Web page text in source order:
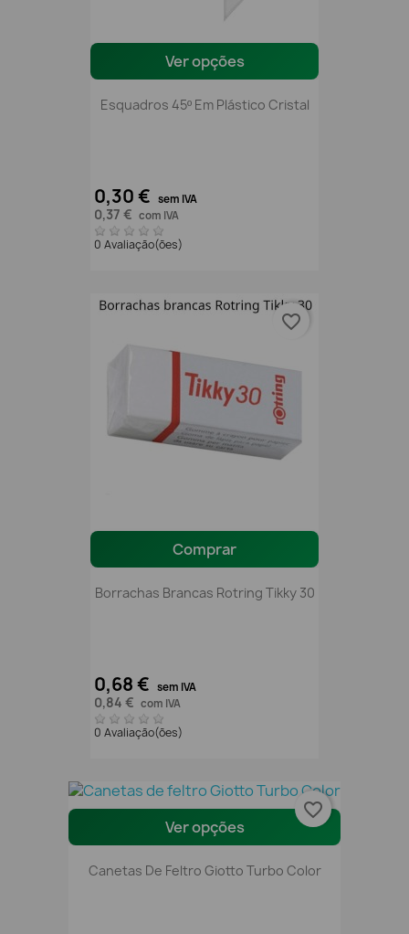
Ver opções
Esquadros 45º Em Plástico Cristal
0,30 € sem IVA
0,37 € com IVA
0 Avaliação(ões)
Comprar
Borrachas Brancas Rotring Tikky 30
0,68 € sem IVA
0,84 € com IVA
0 Avaliação(ões)
favorite_border
Ver opções
Canetas De Feltro Giotto Turbo Color
favorite_border